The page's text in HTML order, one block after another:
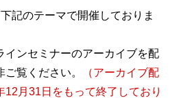
記のテーマで開催しておりま
インセミナーのアーカイブを配
覧ください。
（アーカイブ配
月31日をもって終了しており